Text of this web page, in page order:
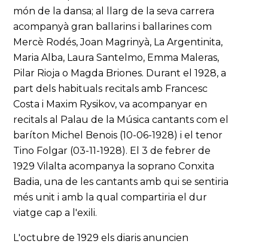
món de la dansa; al llarg de la seva carrera
acompanyà gran ballarins i ballarines com
Mercè Rodés, Joan Magrinyà, La Argentinita,
Maria Alba, Laura Santelmo, Emma Maleras,
Pilar Rioja o Magda Briones. Durant el 1928, a
part dels habituals recitals amb Francesc
Costa i Maxim Rysikov, va acompanyar en
recitals al Palau de la Música cantants com el
baríton Michel Benois (10-06-1928) i el tenor
Tino Folgar (03-11-1928). El 3 de febrer de
1929 Vilalta acompanya la soprano Conxita
Badia, una de les cantants amb qui se sentiria
més unit i amb la qual compartiria el dur
viatge cap a l'exili.
L'octubre de 1929 els diaris anuncien